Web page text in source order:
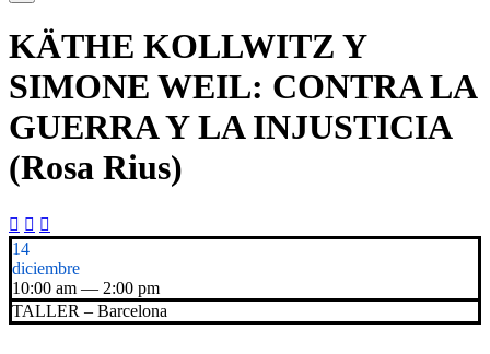
KÄTHE KOLLWITZ Y
SIMONE WEIL: CONTRA LA
GUERRA Y LA INJUSTICIA
(Rosa Rius)
  
14
diciembre
10:00 am — 2:00 pm
TALLER – Barcelona